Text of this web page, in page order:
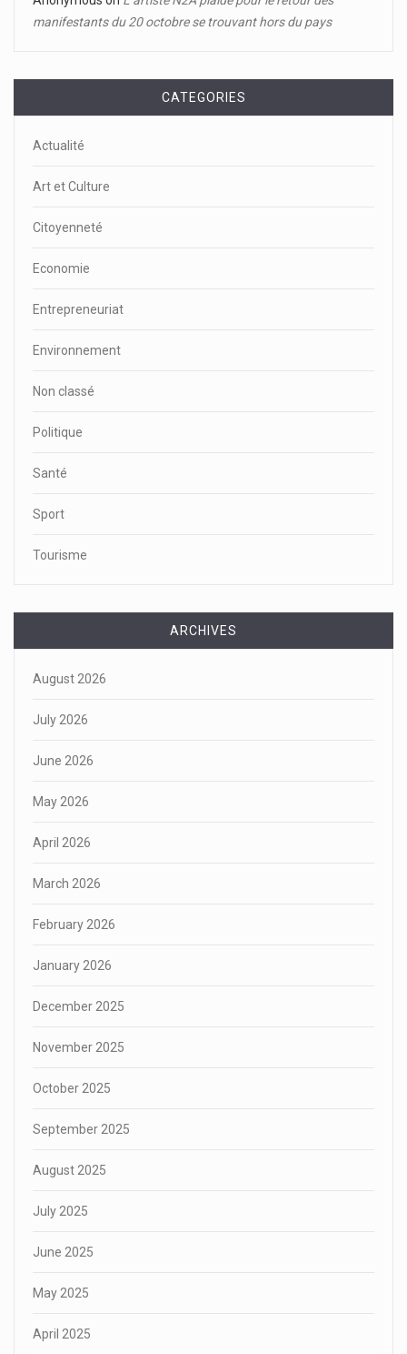
manifestants du 20 octobre se trouvant hors du pays
CATEGORIES
Actualité
Art et Culture
Citoyenneté
Economie
Entrepreneuriat
Environnement
Non classé
Politique
Santé
Sport
Tourisme
ARCHIVES
August 2026
July 2026
June 2026
May 2026
April 2026
March 2026
February 2026
January 2026
December 2025
November 2025
October 2025
September 2025
August 2025
July 2025
June 2025
May 2025
April 2025